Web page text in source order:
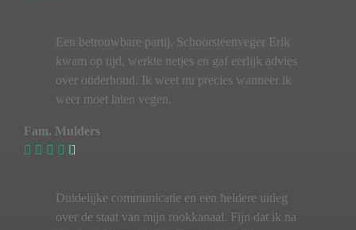
Een betrouwbare partij. Schoorsteenveger Erik
kwam op tijd, werkte netjes en gaf eerlijk advies
over onderhoud. Ik weet nu precies wanneer ik
weer moet laten vegen.
Fam. Mulders
Duidelijke communicatie en een heldere uitleg
over de staat van mijn rookkanaal. Fijn dat ik na